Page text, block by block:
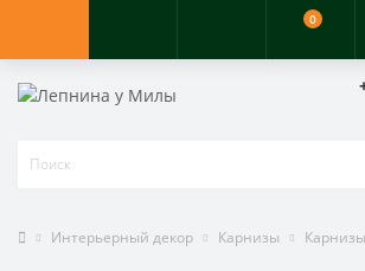
0
Интерьерный декор Карнизы